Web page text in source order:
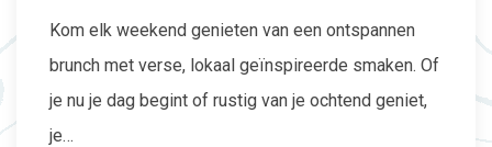
Kom elk weekend genieten van een ontspannen
brunch met verse, lokaal geïnspireerde smaken. Of
je nu je dag begint of rustig van je ochtend geniet,
je…